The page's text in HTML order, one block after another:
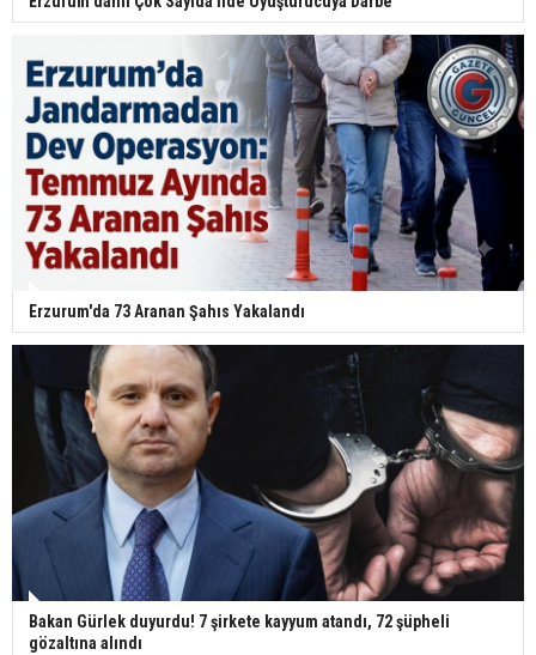
Erzurum'da 73 Aranan Şahıs Yakalandı
Bakan Gürlek duyurdu! 7 şirkete kayyum atandı, 72 şüpheli
gözaltına alındı